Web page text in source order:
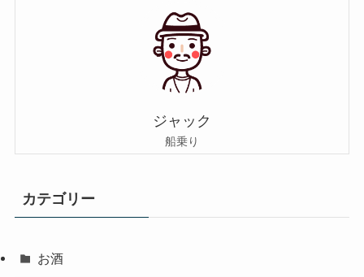
ジャック
船乗り
カテゴリー
お酒